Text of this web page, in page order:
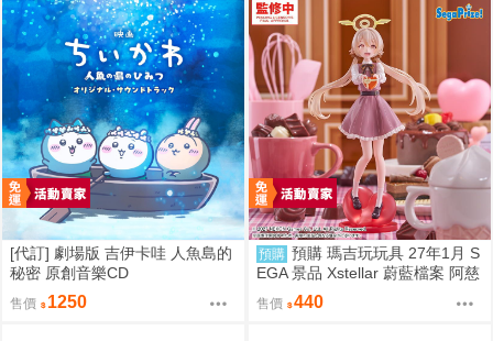
[代訂] 劇場版 吉伊卡哇 人魚島的
秘密 原創音樂CD
售價 1250
預購 預購 瑪吉玩玩具 27年1月 S
EGA 景品 Xstellar 蔚藍檔案 阿慈
谷日富美 ～Happy Valentine!!～
售價 440